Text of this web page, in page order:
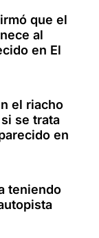
que el
al
en El
el riacho
se trata
en
teniendo